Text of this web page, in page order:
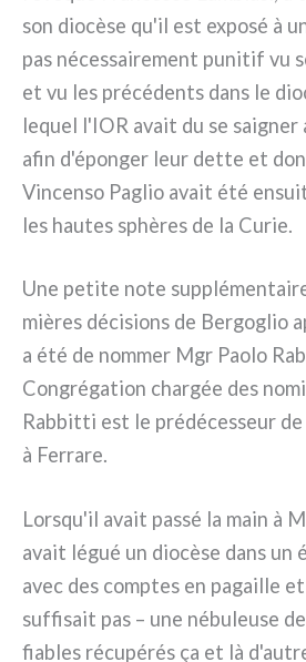
son dio­cè­se qu'il est expo­sé à
pas néces­sai­re­ment puni­tif vu
et vu les pré­cé­den­ts dans le
lequel l'IOR avait du se sai­gner
afin d'éponger leur det­te et
Vincenso Paglio avait été
les hau­tes sphè­res de la Curie.
Une peti­te note
miè­res déci­sions de Bergoglio
a été de nom­mer Mgr Paolo
Congrégation char­gée des
Rabbitti est le pré­dé­ces­seur
à Ferrare.
Lorsqu'il avait pas­sé la main à
avait légué un dio­cè­se dans un
avec des comp­tes en pagail­le
suf­fi­sait pas – une nébu­leu­se
fia­bles récu­pé­rés ça et là